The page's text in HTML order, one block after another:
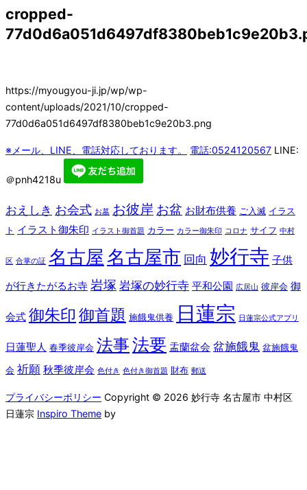
cropped-
https://myougyou-ji.jp/wp/wp-
content/uploads/2021/10/cropped-
77d0d6a051d6497df8380beb1c9e20b3.png
※メール、LINE、電話対応しております。 電話:0524120567 LINE:
＠pnh4218u
おえしき お会式 お墓 お彼岸 お盆 お財布供養 ご入滅 イラス
ト イラスト御朱印 イラスト御首題 カラー カラー御朱印 コロナ サイフ 中村
区 合掌の証 名古屋名古屋市 回向 妙行寺 子供
が行きたがるお寺 岩塚 岩塚の妙行寺 平和公園 広居山 彼岸会 御
会式 御朱印 御首題 施餓鬼供養 日蓮宗 日蓮宗公式アプリ
日蓮聖人 春季彼岸会 法事法要 盂蘭盆会 盆施餓鬼 盆施餓鬼
会 祈願 秋季彼岸会 色付き 色付き御首題 財布 郵送
プライバシーポリシー Copyright © 2026 妙行寺 名古屋市 中村区
日蓮宗 Inspiro Theme by